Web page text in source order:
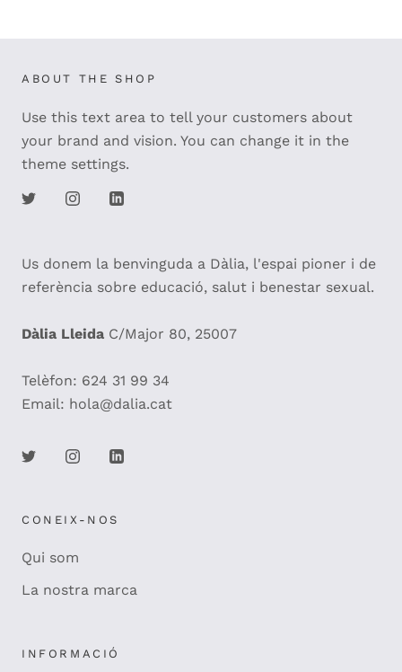
ABOUT THE SHOP
Use this text area to tell your customers about
your brand and vision. You can change it in the
theme settings.
Us donem la benvinguda a Dàlia, l'espai pioner i de
referència sobre educació, salut i benestar sexual.
Dàlia Lleida C/Major 80, 25007
Telèfon: 624 31 99 34
Email: hola@dalia.cat
CONEIX-NOS
Qui som
La nostra marca
INFORMACIÓ